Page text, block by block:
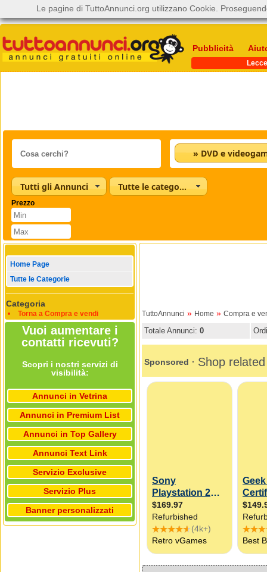
Pubblicità
Lecce
» DVD e
Tutti gli Annunci Tutte le categorie
Prezzo
Home Page
Tutte le Categorie
Categoria
Torna a Compra e vendi
Vuoi aumentare i
contatti ricevuti?
Scopri i nostri servizi di
visibilità:
Annunci in Vetrina
Annunci in Premium List
Annunci in Top Gallery
Annunci Text Link
Servizio Exclusive
Servizio Plus
Banner personalizzati
TuttoAnnunci » Home » Compra e
Totale Annunci: 0
Le pagine di TuttoAnnunci.org utilizzano Cookie.